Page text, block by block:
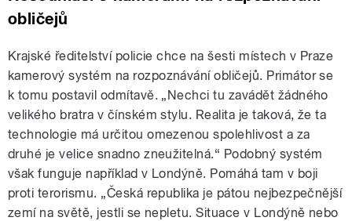
obličejů
Krajské ředitelství policie chce na šesti místech v Praze
kamerový systém na rozpoznávání obličejů. Primátor se
k tomu postavil odmítavě. „Nechci tu zavádět žádného
velikého bratra v čínském stylu. Realita je taková, že ta
technologie má určitou omezenou spolehlivost a za
druhé je velice snadno zneužitelná.“ Podobný systém
však funguje například v Londýně. Pomáhá tam v boji
proti terorismu. „Česká republika je pátou nejbezpečnější
zemí na světě, jestli se nepletu. Situace v Londýně nebo